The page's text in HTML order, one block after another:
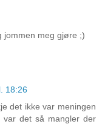
jommen meg gjøre ;)
18:26
det ikke var meningen
var det så mangler der